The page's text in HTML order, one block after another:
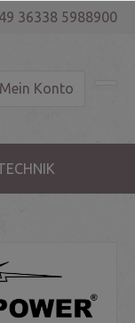
36338 5988900
Mein Konto